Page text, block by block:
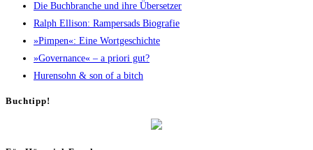
Die Buch­bran­che und ihre Übersetzer
Ralph Elli­son: Ram­pers­ads Biografie
»Pim­pen«: Eine Wortgeschichte
»Gover­nan­ce« – a prio­ri gut?
Huren­sohn & son of a bitch
Buch­tipp!